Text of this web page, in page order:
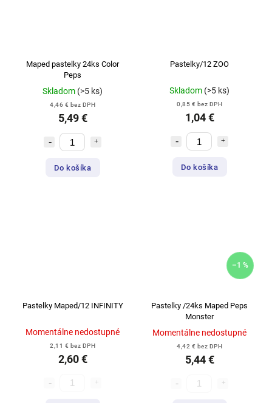
Maped pastelky 24ks Color
Peps
Skladom (>5 ks)
4,46 € bez DPH
5,49 €
Do košíka
Pastelky/12 ZOO
Skladom (>5 ks)
0,85 € bez DPH
1,04 €
Do košíka
Pastelky Maped/12 INFINITY
Momentálne nedostupné
2,11 € bez DPH
2,60 €
–1 %
Pastelky /24ks Maped Peps
Monster
Momentálne nedostupné
4,42 € bez DPH
5,44 €